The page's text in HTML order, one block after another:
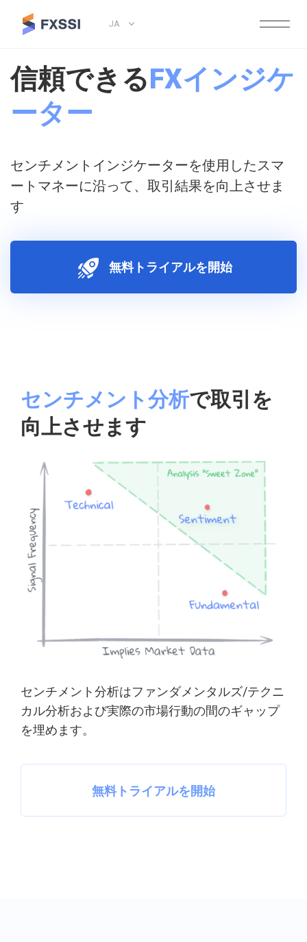
JA
信頼できるFXインジケ
ーター
センチメントインジケーターを使用したスマ
ートマネーに沿って、取引結果を向上させま
す
無料トライアルを開始
センチメント分析で取引を
向上させます
センチメント分析はファンダメンタルズ/テクニ
カル分析および実際の市場行動の間のギャップ
を埋めます。
無料トライアルを開始